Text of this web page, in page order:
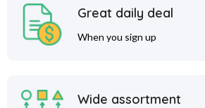
Great daily deal
When you sign up
Wide assortment